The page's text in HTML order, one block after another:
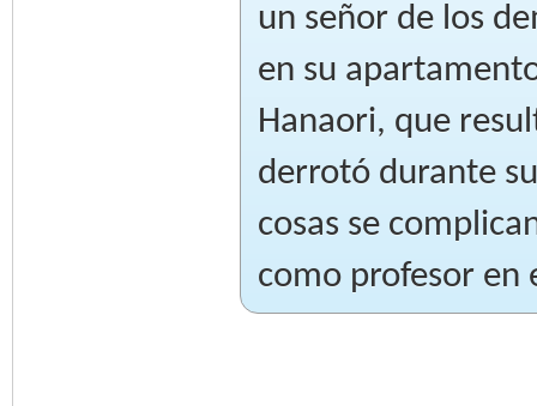
un señor de los
en su
Hanaori, que
derrotó durante
cosas se
como profesor